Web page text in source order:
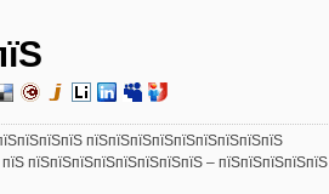
пїЅпїЅпїЅпїЅпїЅпїЅпїЅпїЅпїЅ
пїЅпїЅпїЅпїЅпїЅпїЅпїЅпїЅ – пїЅпїЅпїЅпїЅпїЅ